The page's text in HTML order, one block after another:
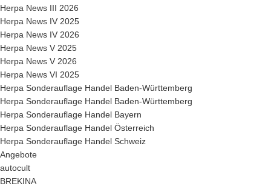
Herpa News III 2026
Herpa News IV 2025
Herpa News IV 2026
Herpa News V 2025
Herpa News V 2026
Herpa News VI 2025
Herpa Sonderauflage Handel Baden-Württemberg
Herpa Sonderauflage Handel Baden-Württemberg
Herpa Sonderauflage Handel Bayern
Herpa Sonderauflage Handel Österreich
Herpa Sonderauflage Handel Schweiz
Angebote
autocult
BREKINA